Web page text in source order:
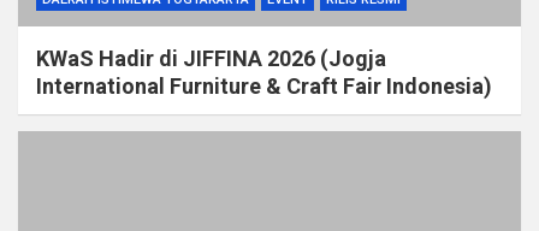
KWaS Hadir di JIFFINA 2026 (Jogja
International Furniture & Craft Fair Indonesia)